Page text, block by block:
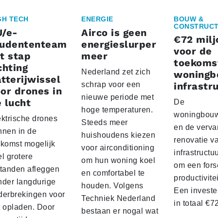
TECH
e-
stap
drones in
lucht
drones
in de
mogelijk
grotere
afleggen
langdurige
voor
opladen. Door
ENERGIE
Airco is geen
energieslurper
meer
Nederland zet zich
schrap voor een
nieuwe periode met
hoge temperaturen.
Steeds meer
huishoudens kiezen
voor airconditioning
om hun woning koel
en comfortabel te
houden. Volgens
Techniek Nederland
bestaan er nogal wat
BOUW &
€72
voor de
De
en de
renovatie
om een
Een
in totaal